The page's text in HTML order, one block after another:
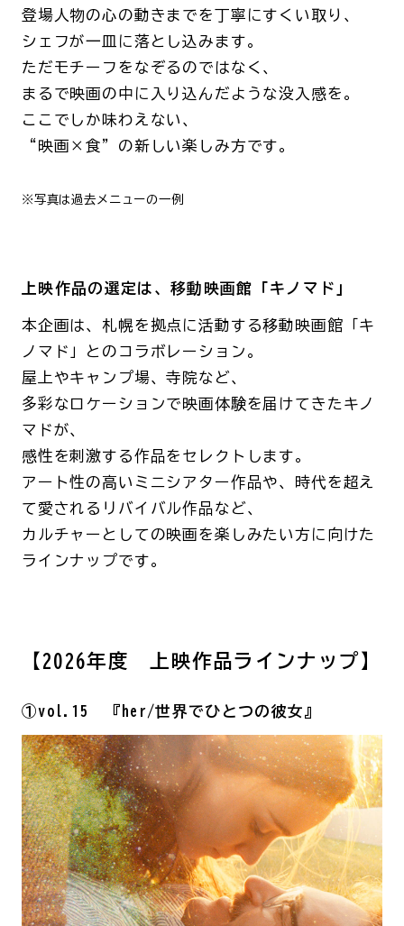
登場人物の心の動きまでを丁寧にすくい取り、
シェフが一皿に落とし込みます。
ただモチーフをなぞるのではなく、
まるで映画の中に入り込んだような没入感を。
ここでしか味わえない、
“映画×食”の新しい楽しみ方です。
※写真は過去メニューの一例
上映作品の選定は、移動映画館「キノマド」
本企画は、札幌を拠点に活動する移動映画館「キ
ノマド」とのコラボレーション。
屋上やキャンプ場、寺院など、
多彩なロケーションで映画体験を届けてきたキノ
マドが、
感性を刺激する作品をセレクトします。
アート性の高いミニシアター作品や、時代を超え
て愛されるリバイバル作品など、
カルチャーとしての映画を楽しみたい方に向けた
ラインナップです。
【2026年度 上映作品ラインナップ】
①vol.15 『her/世界でひとつの彼女』